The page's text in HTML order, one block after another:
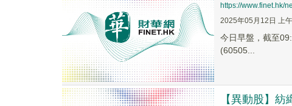
https://www.finet.hk/
2025年05月12日 上
今日早盤，截至
(60505...
【異動股】